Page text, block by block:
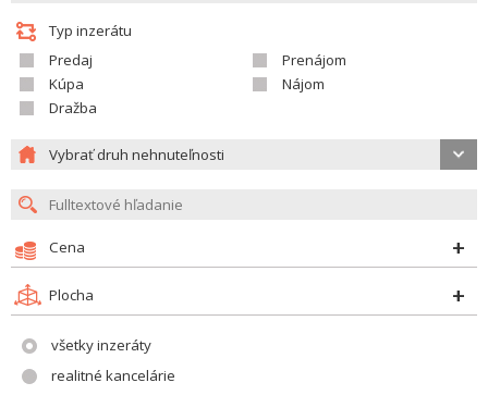
Typ inzerátu
Predaj
Prenájom
Kúpa
Nájom
Dražba
Vybrať druh nehnuteľnosti
Cena
Plocha
všetky inzeráty
realitné kancelárie